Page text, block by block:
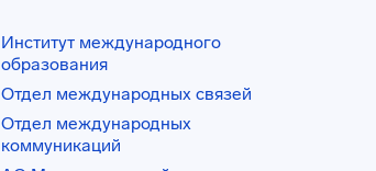
Институт международного
образования
Отдел международных связей
Отдел международных
коммуникаций